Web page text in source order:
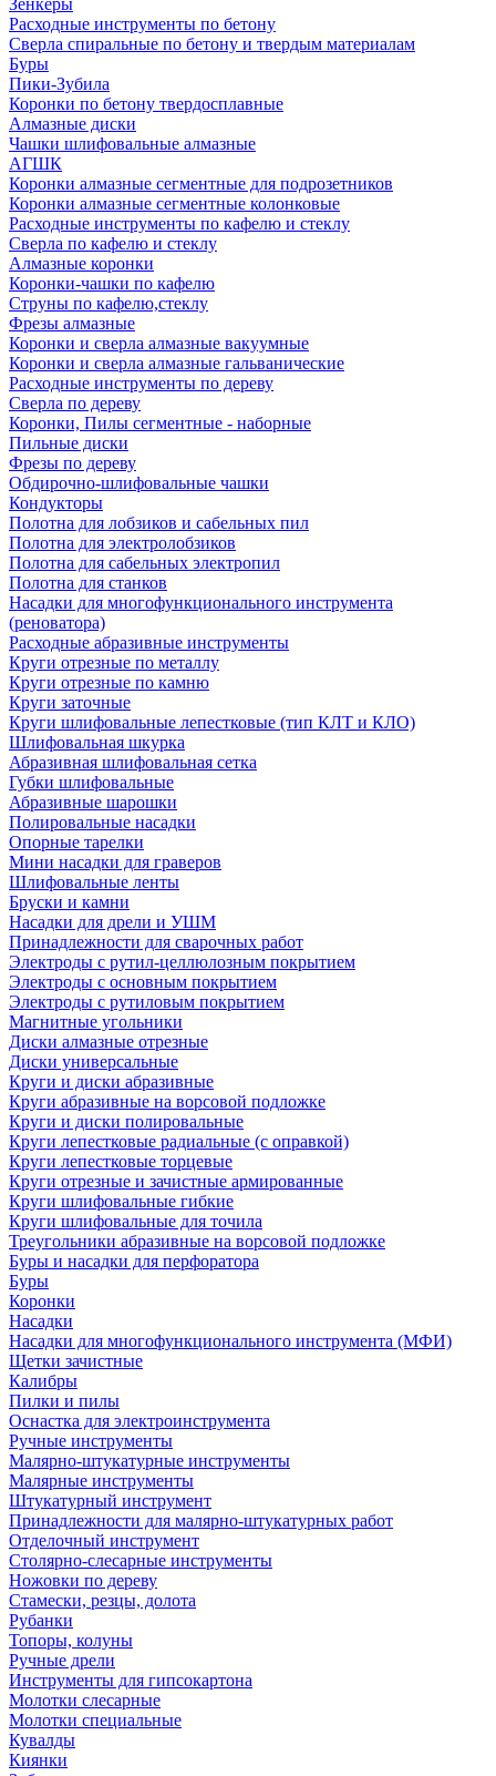
Зенкеры
Расходные инструменты по бетону
Сверла спиральные по бетону и твердым материалам
Буры
Пики-Зубила
Коронки по бетону твердосплавные
Алмазные диски
Чашки шлифовальные алмазные
АГШК
Коронки алмазные сегментные для подрозетников
Коронки алмазные сегментные колонковые
Расходные инструменты по кафелю и стеклу
Сверла по кафелю и стеклу
Алмазные коронки
Коронки-чашки по кафелю
Струны по кафелю,стеклу
Фрезы алмазные
Коронки и сверла алмазные вакуумные
Коронки и сверла алмазные гальванические
Расходные инструменты по дереву
Сверла по дереву
Коронки, Пилы сегментные - наборные
Пильные диски
Фрезы по дереву
Обдирочно-шлифовальные чашки
Кондукторы
Полотна для лобзиков и сабельных пил
Полотна для электролобзиков
Полотна для сабельных электропил
Полотна для станков
Насадки для многофункционального инструмента
(реноватора)
Расходные абразивные инструменты
Круги отрезные по металлу
Круги отрезные по камню
Круги заточные
Круги шлифовальные лепестковые (тип КЛТ и КЛО)
Шлифовальная шкурка
Абразивная шлифовальная сетка
Губки шлифовальные
Абразивные шарошки
Полировальные насадки
Опорные тарелки
Мини насадки для граверов
Шлифовальные ленты
Бруски и камни
Насадки для дрели и УШМ
Принадлежности для сварочных работ
Электроды с рутил-целлюлозным покрытием
Электроды с основным покрытием
Электроды с рутиловым покрытием
Магнитные угольники
Диски алмазные отрезные
Диски универсальные
Круги и диски абразивные
Круги абразивные на ворсовой подложке
Круги и диски полировальные
Круги лепестковые радиальные (с оправкой)
Круги лепестковые торцевые
Круги отрезные и зачистные армированные
Круги шлифовальные гибкие
Круги шлифовальные для точила
Треугольники абразивные на ворсовой подложке
Буры и насадки для перфоратора
Буры
Коронки
Насадки
Насадки для многофункционального инструмента (МФИ)
Щетки зачистные
Калибры
Пилки и пилы
Оснастка для электроинструмента
Ручные инструменты
Малярно-штукатурные инструменты
Малярные инструменты
Штукатурный инструмент
Принадлежности для малярно-штукатурных работ
Отделочный инструмент
Столярно-слесарные инструменты
Ножовки по дереву
Стамески, резцы, долота
Рубанки
Топоры, колуны
Ручные дрели
Инструменты для гипсокартона
Молотки слесарные
Молотки специальные
Кувалды
Киянки